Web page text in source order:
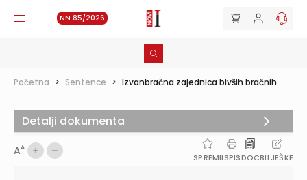
NN 85/2026
Početna > Sentence > Izvanbračna zajednica bivših bračnih ...
AA
SPREMIISPISDOCBILJEŠKE
Detalji dokumenta